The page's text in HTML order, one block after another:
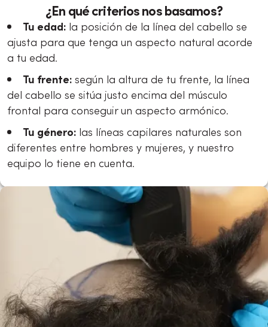
¿En qué criterios nos basamos?
Tu edad: la posición de la línea del cabello se
ajusta para que tenga un aspecto natural acorde
a tu edad.
Tu frente: según la altura de tu frente, la línea
del cabello se sitúa justo encima del músculo
frontal para conseguir un aspecto armónico.
Tu género: las líneas capilares naturales son
diferentes entre hombres y mujeres, y nuestro
equipo lo tiene en cuenta.